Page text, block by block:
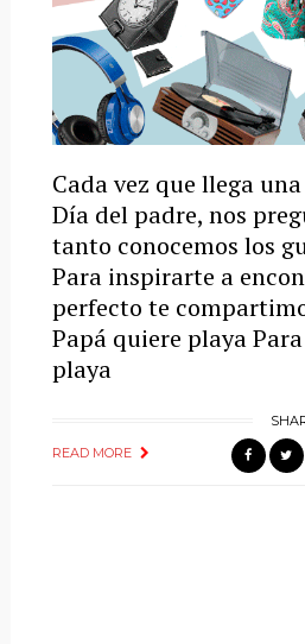
Cada vez que llega
Día del padre, nos
tanto conocemos los
Para inspirarte a
perfecto te
Papá quiere playa
playa
READ MORE